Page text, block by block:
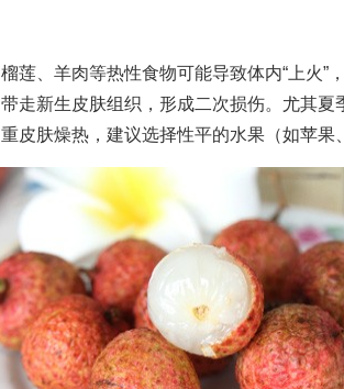
、羊肉等热性食物可能导致体内“上火”
走新生皮肤组织，形成二次损伤。尤其夏
皮肤燥热，建议选择性平的水果（如苹果